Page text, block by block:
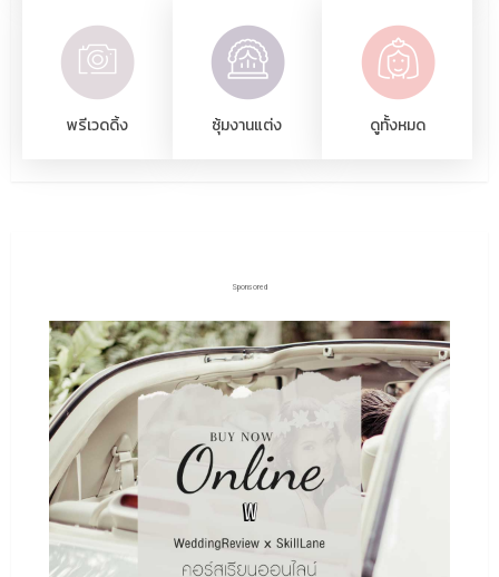
พรีเวดดิ้ง ซุ้มงานแต่ง ดูทั้งหมด
Sponsored